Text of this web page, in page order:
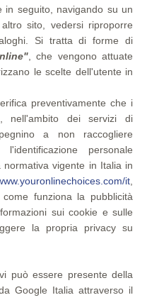
in seguito, navigando su un
sito, vedersi riproporre
Si tratta di forme di
, che vengono attuate
le scelte dell'utente in
preventivamente che i
nell'ambito dei servizi di
a non raccogliere
personale
vigente in Italia in
it,
funziona la pubblicità
sui cookie e sulle
la propria privacy su
può essere presente della
Google Italia attraverso il